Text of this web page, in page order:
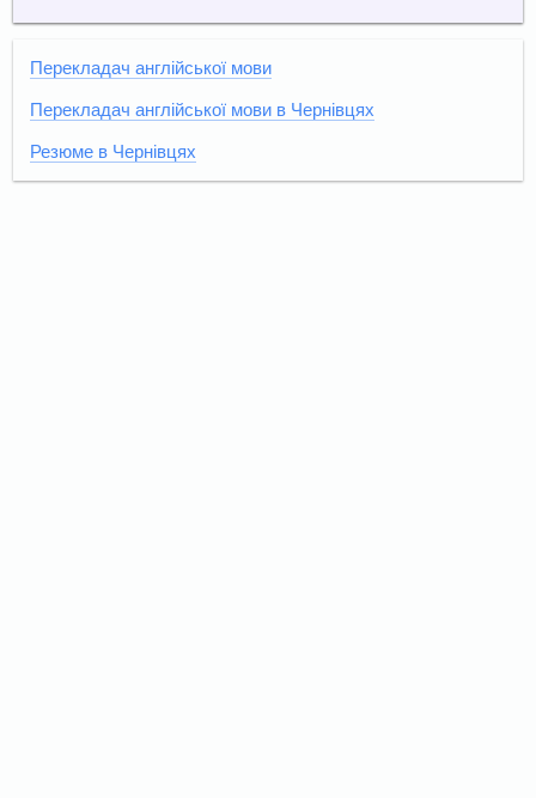
Перекладач англійської мови
Перекладач англійської мови в Чернівцях
Резюме в Чернівцях